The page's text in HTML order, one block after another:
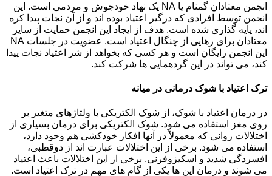
انجمن معتادان گمنام یا NA یک نهاد خودجوش و مردمی است. این
انجمن توسط افرادی که درگیر اعتیاد بوده اند و از آن نجات پیدا کره
اند، پایه گذاری شده است. هدف از ایجاد این انجمن حمایت از سایر
معتادان برای رهایی از چنگال اعتیاد است. عضویت در جلسات NA
این انجمن رایگان است و هر کسی که بخواهد از شر اعتیاد نجات پیدا
کند، می تواند در این گردهمایی ها شرکت کند.
ترک اعتیاد با شوک درمانی در میانه
در درمان اعتیاد با شوک، از شوک الکتریکی با ولتاژهای متغیر بر
روی مغز استفاده می شود. شوک الکتریکی برای درمان بسیاری از
اختلالات روانی که معمولاً در آنها افکار خودکشی هم وجود دارد،
استفاده می شود. برخی از این اختلالات عبارت اند از دوقطبی،
افسردگی شدید و اسکیزوفرنی. برخی از این اختلالات باعث اعتیاد
می شوند و درمان این ها یکی از گام های مهم در ترک اعتیاد است.